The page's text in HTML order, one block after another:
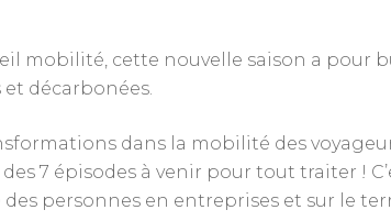
mobilité, cette nouvelle saison a pour
décarbonées.
dans la mobilité des
7 épisodes à venir pour tout traiter !
personnes en entreprises et sur le